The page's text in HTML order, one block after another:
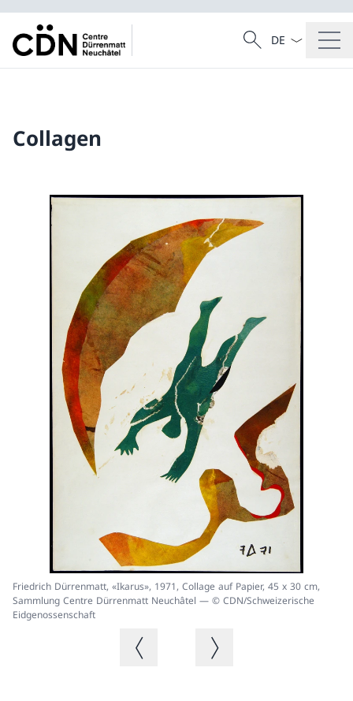
Suche
Suche
Sprach
Collagen
Friedrich Dürrenmatt, «Ikarus», 1971, Collage auf Papier, 45 x 30 cm,
Sammlung Centre Dürrenmatt Neuchâtel — © CDN/Schweizerische
Eidgenossenschaft
Vorheriges BildNächstes Bild